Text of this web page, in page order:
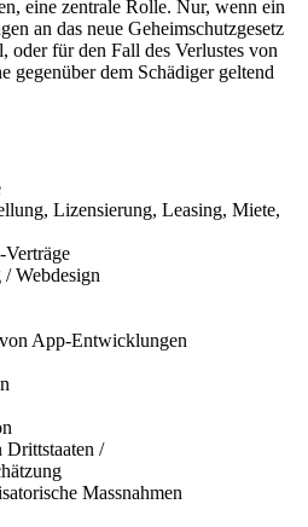
eine zentrale Rolle. Nur, wenn ein
an das neue Geheimschutzgesetz
für den Fall des Verlustes von
gegenüber dem Schädiger geltend
Lizensierung, Leasing, Miete,
Webdesign
App-Entwicklungen
/
Massnahmen